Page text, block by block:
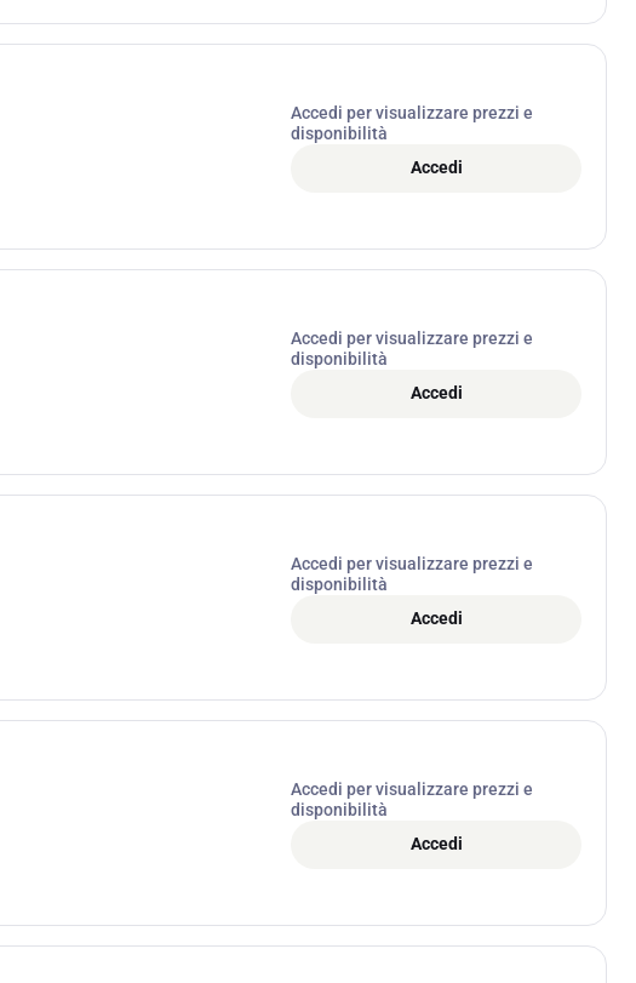
Accedi per visualizzare prezzi e
disponibilità
Accedi
Accedi per visualizzare prezzi e
disponibilità
Accedi
Accedi per visualizzare prezzi e
disponibilità
Accedi
Accedi per visualizzare prezzi e
disponibilità
Accedi